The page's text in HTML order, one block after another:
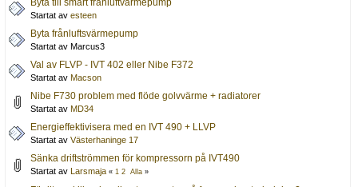
Startat av esteen
Byta frånluftsvärmepump
Startat av Marcus3
Val av FLVP - IVT 402 eller Nibe F372
Startat av Macson
Nibe F730 problem med flöde golvvärme + radiatorer
Startat av MD34
Energieffektivisera med en IVT 490 + LLVP
Startat av Västerhaninge 17
Sänka driftströmmen för kompressorn på IVT490
Startat av Larsmaja « 1 2 Alla »